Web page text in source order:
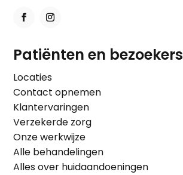
Patiënten en bezoekers
Locaties
Contact opnemen
Klantervaringen
Verzekerde zorg
Onze werkwijze
Alle behandelingen
Alles over huidaandoeningen